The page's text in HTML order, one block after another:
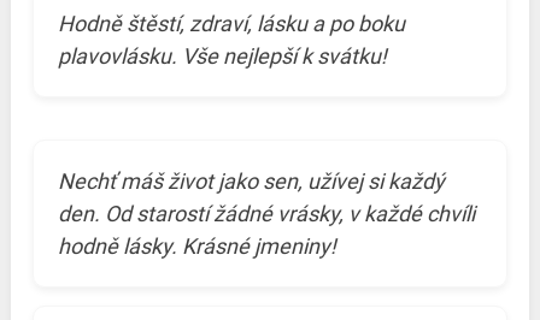
Hodně štěstí, zdraví, lásku a po boku
plavovlásku. Vše nejlepší k svátku!
Nechť máš život jako sen, užívej si každý
den. Od starostí žádné vrásky, v každé chvíli
hodně lásky. Krásné jmeniny!